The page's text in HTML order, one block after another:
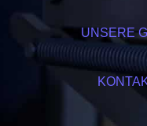
UNSERE